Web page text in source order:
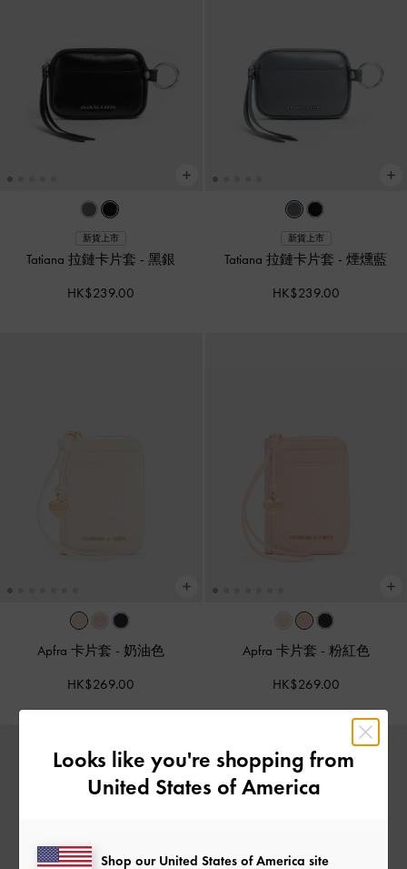
新貨上市
Tatiana 拉鏈卡片套 -黑銀
HK$239.00
新貨上市
Tatiana 拉鏈卡片套 -煙燻藍
HK$239.00
Apfra 卡片套 - 奶油色
HK$269.00
Apfra 卡片套 - 粉紅色
HK$269.00
Looks like you're shopping from
United States of America
Shop our United States of America site